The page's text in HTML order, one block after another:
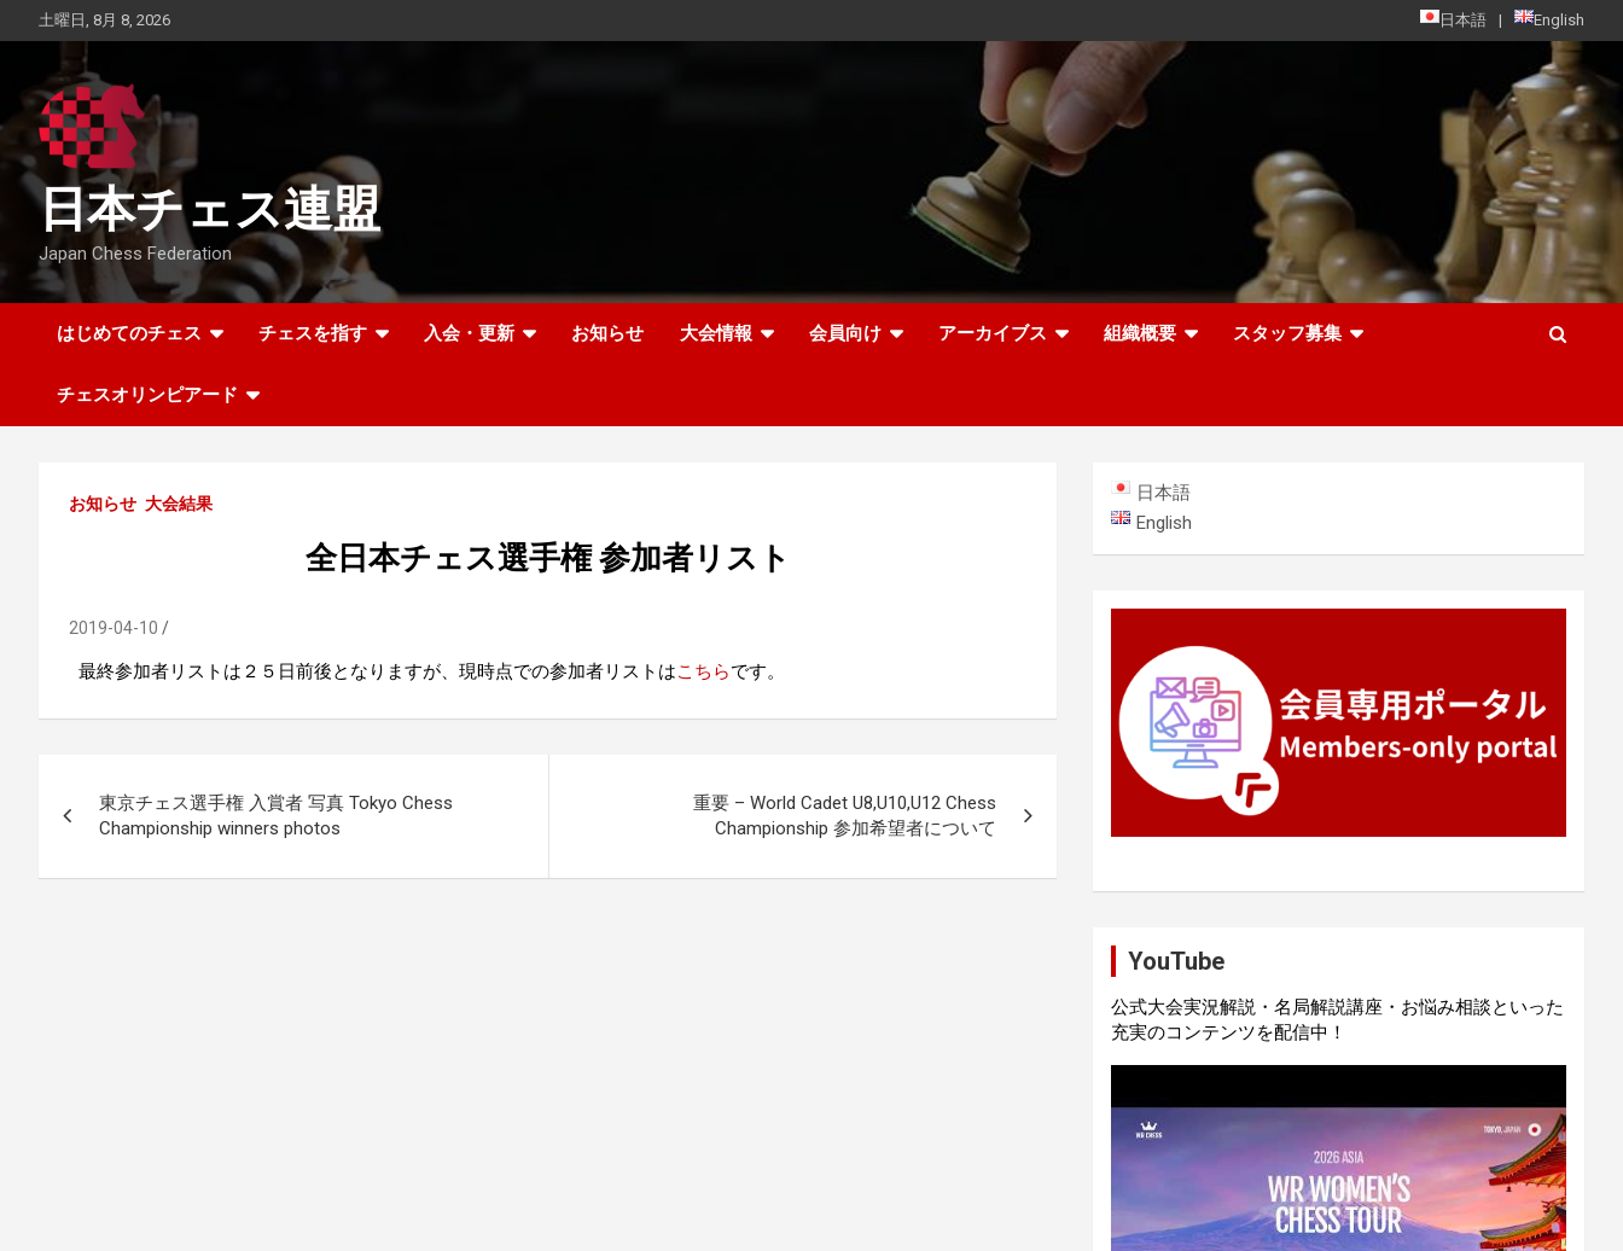
to
土曜日, 8月 8, 2026 日本語 English
日本チェス連盟
Japan Chess Federation
はじめてのチェス チェスを指す 入会・更新 お知らせ 大会情報 会員向け アーカイブス 組織概要 スタッフ募集
チェスオリンピアード
お知らせ 大会結果
全日本チェス選手権 参加者リスト
2019-04-10
最終参加者リストは２５日前後となりますが、現時点での参加者リストはこちらです。
稿
ナ
東京チェス選手権 入賞者 写真 Tokyo Chess
Championship winners photos
重要 – World Cadet U8,U10,U12 Chess
Championship 参加希望者について
日本語
English
YouTube
公式大会実況解説・名局解説講座・お悩み相談といった
充実のコンテンツを配信中！